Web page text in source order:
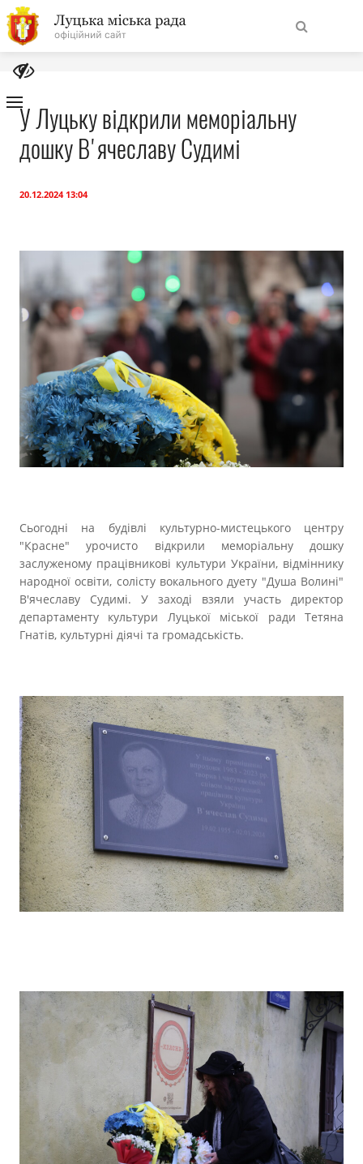
На
головну
НавігаціяПро місто
Бюджет
Публічна інформація
Прозорість влади
Документи
У Луцьку відкрили меморіальну
дошку В'ячеславу Судимі
20.12.2024 13:04
Сьогодні на будівлі культурно-мистецького центру
"Красне" урочисто відкрили меморіальну дошку
заслуженому працівникові культури України, відміннику
народної освіти, солісту вокального дуету "Душа Волині"
В'ячеславу Судимі. У заході взяли участь директор
департаменту культури Луцької міської ради Тетяна
Гнатів, культурні діячі та громадськість.